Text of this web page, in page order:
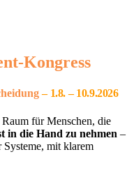
Kongress
– 1.8. – 10.9.2026
für Menschen, die
in die Hand zu nehmen –
mit klarem